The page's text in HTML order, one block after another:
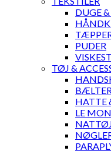
DUGE
PUDER
TØJ &
BÆLTER
HATTE
LE